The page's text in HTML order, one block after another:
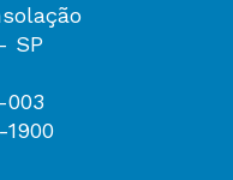
SP
003
1900